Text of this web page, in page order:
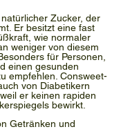
Zucker, der
Er besitzt eine fast
wie normaler
weniger von diesem
für Personen,
einen gesunden
empfehlen. Consweet-
von Diabetikern
er keinen rapiden
bewirkt.
Getränken und